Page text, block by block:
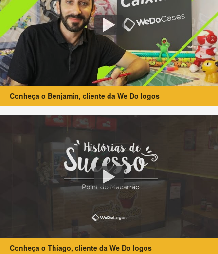
Conheça o Benjamin, cliente da We Do logos
Conheça o Thiago, cliente da We Do logos